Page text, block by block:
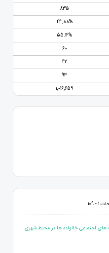
835
44.88%
55.12%
60
42
93
1,016,659